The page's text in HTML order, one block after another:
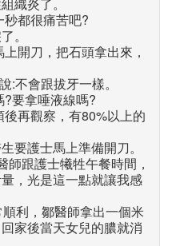
都很痛苦吧?
。
開刀，把石頭拿出來，
:不會跟拔牙一樣。
要拿唾液線嗎?
再觀察，有80%以上的
要護士馬上準備開刀。
跟護士犧牲午餐時間，
，光是這一點就讓我感
利，鄒醫師拿出一個米
家後當天女兒的膿就消